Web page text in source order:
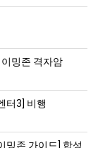
밍존 격자암
터3] 비행
밍존 가이드] 합성